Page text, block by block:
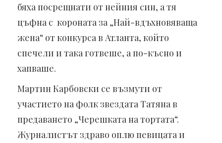
бяха посрещнати от нейния син, а тя
цъфна с короната за „Най-вдъхновяваща
жена“ от конкурса в Атланта, който
спечели и така готвеше, а по-късно и
хапваше.
Мартин Карбовски се възмути от
участието на фолк звездата Татяна в
предаването „Черешката на тортата“.
Журналистът здраво оплю певицата и